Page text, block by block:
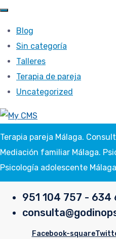
Blog
Sin categoría
Talleres
Terapia de pareja
Uncategorized
Terapia pareja Málaga.
Mediación familiar Málaga.
Psicología adolescente
951 104 757 - 634
Facebook-square